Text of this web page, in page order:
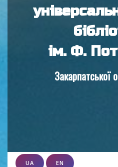
ім. Ф.
Закарпатської
UA EN